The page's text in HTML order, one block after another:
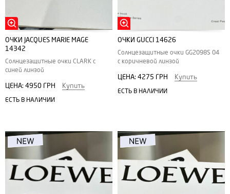
ОЧКИ JACQUES MARIE MAGE
14342
Солнцезащитные очки CLARK с
синей линзой
ЦЕНА: 4950 ГРН Купить
ЕСТЬ В НАЛИЧИИ
ОЧКИ GUCCI 14626
Солнцезащитные очки GG2098S 04
с коричневой линзой
ЦЕНА: 4275 ГРН Купить
ЕСТЬ В НАЛИЧИИ